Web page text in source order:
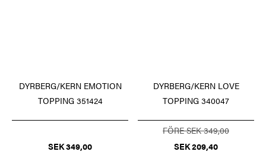
DYRBERG/KERN EMOTION
TOPPING 351424
SEK 349,00
DYRBERG/KERN LOVE
TOPPING 340047
FÖRE SEK 349,00
SEK 209,40